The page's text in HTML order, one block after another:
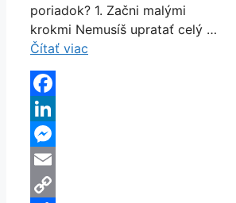
poriadok? 1. Začni malými
krokmi Nemusíš upratať celý …
Čítať viac
Facebook
LinkedIn
Messenger
Email